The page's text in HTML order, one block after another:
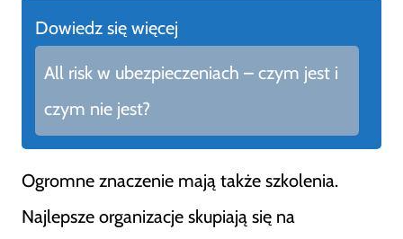
Dowiedz się więcej
All risk w ubezpieczeniach – czym jest i
czym nie jest?
Ogromne znaczenie mają także szkolenia.
Najlepsze organizacje skupiają się na